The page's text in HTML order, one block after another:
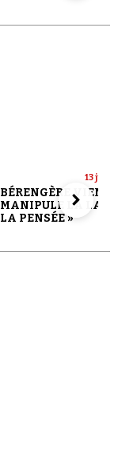
13
BÉRENGÈRE
MANIPULE LA
LA PENSÉE »